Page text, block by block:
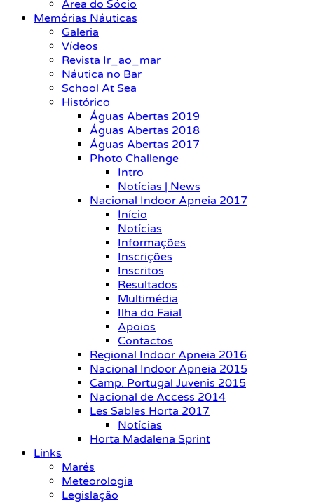
Área do Sócio
Memórias Náuticas
Galeria
Vídeos
Revista Ir_ao_mar
Náutica no Bar
School At Sea
Histórico
Águas Abertas 2019
Águas Abertas 2018
Águas Abertas 2017
Photo Challenge
Intro
Notícias | News
Nacional Indoor Apneia 2017
Início
Notícias
Informações
Inscrições
Inscritos
Resultados
Multimédia
Ilha do Faial
Apoios
Contactos
Regional Indoor Apneia 2016
Nacional Indoor Apneia 2015
Camp. Portugal Juvenis 2015
Nacional de Access 2014
Les Sables Horta 2017
Notícias
Horta Madalena Sprint
Links
Marés
Meteorologia
Legislação